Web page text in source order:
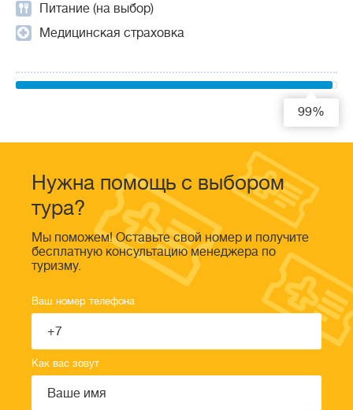
Питание (на выбор)
Медицинская страховка
99%
Нужна помощь с выбором
тура?
Мы поможем! Оставьте свой номер и получите
бесплатную консультацию менеджера по
туризму.
Ваш номер телефона
Как вас зовут